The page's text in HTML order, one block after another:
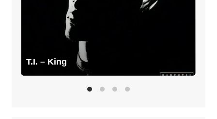
T.I. – King